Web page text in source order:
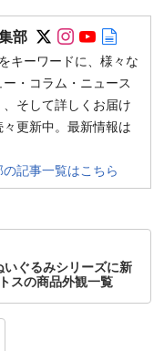
部 Follow on
Follow on
Follow
キーワードに、様々な
・コラム・ニュース
そして詳しくお届け
更新中。最新情報は
記事一覧はこちら
いぐるみシリーズに新
スの商品外観一覧